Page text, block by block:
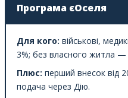
Програма єОселя
Для кого: військові,
3%; без власного житла —
Плюс: перший внесок від
подача через Дію.